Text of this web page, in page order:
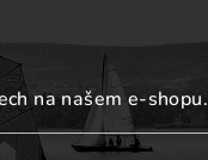
na našem e-shopu.